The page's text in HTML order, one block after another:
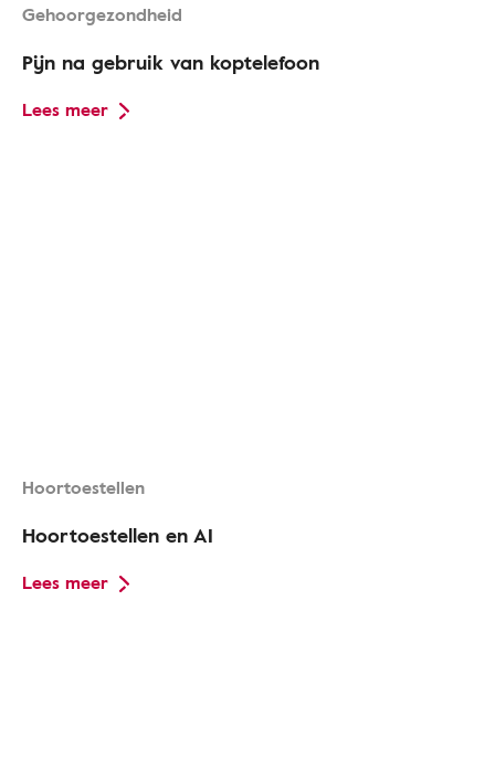
Gehoorgezondheid
Pijn na gebruik van koptelefoon
Lees meer
Hoortoestellen
Hoortoestellen en AI
Lees meer